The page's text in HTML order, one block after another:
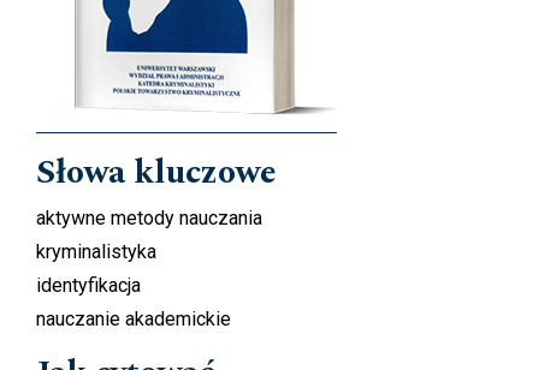
Słowa kluczowe
aktywne metody nauczania
kryminalistyka
identyfikacja
nauczanie akademickie